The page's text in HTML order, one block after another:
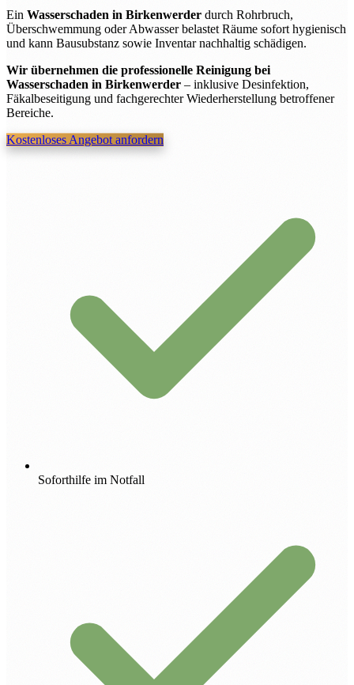
Ein Wasserschaden in Birkenwerder durch Rohrbruch,
Überschwemmung oder Abwasser belastet Räume sofort hygienisch
und kann Bausubstanz sowie Inventar nachhaltig schädigen.
Wir übernehmen die professionelle Reinigung bei
Wasserschaden in Birkenwerder– inklusive Desinfektion,
Fäkalbeseitigung und fachgerechter Wiederherstellung betroffener
Bereiche.
Kostenloses Angebot anfordern
Soforthilfe im Notfall